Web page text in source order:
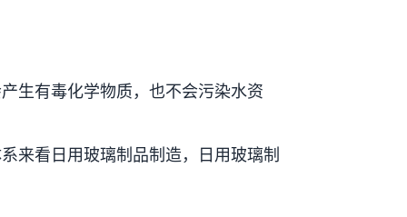
生有毒化学物质，也不会污染水资
来看日用玻璃制品制造，日用玻璃制